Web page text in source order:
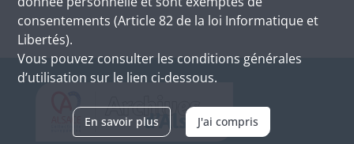
consentements (Article 82 de la loi Informatique et
Libertés).
Vous pouvez consulter les conditions générales
d’utilisation sur le lien ci-dessous.
En savoir plus J'ai compris